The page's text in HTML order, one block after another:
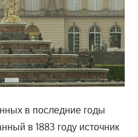
в последние годы
в 1883 году источник